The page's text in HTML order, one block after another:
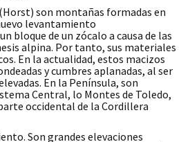
son montañas formadas en
levantamiento
bloque de un zócalo a causa de las
alpina. Por tanto, sus materiales
En la actualidad, estos macizos
y cumbres aplanadas, al ser
En la Península, son
Central, lo Montes de Toledo,
occidental de la Cordillera
Son grandes elevaciones